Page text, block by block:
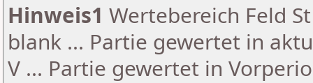
Hinweis1 Wertebereich Feld
blank ... Partie gewertet in
V ... Partie gewertet in